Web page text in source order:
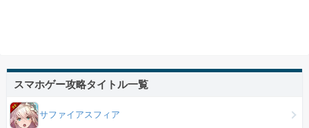
スマホゲー攻略タイトル一覧
サファイアスフィア